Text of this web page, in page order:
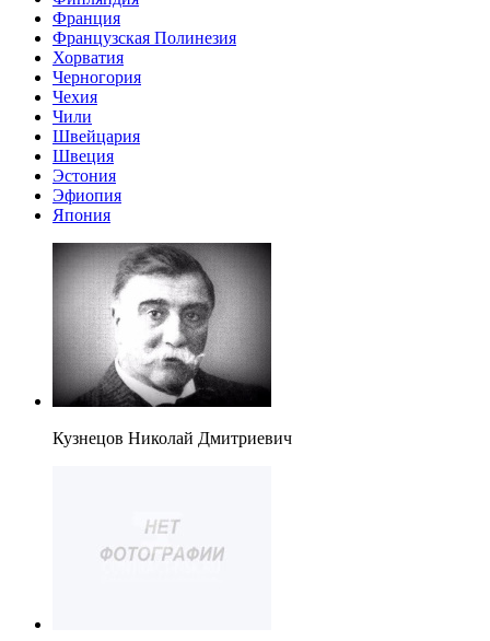
Франция
Французская Полинезия
Хорватия
Черногория
Чехия
Чили
Швейцария
Швеция
Эстония
Эфиопия
Япония
Кузнецов Николай Дмитриевич